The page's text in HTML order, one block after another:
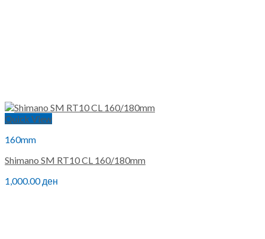
Quick View
160mm
Shimano SM RT10 CL 160/180mm
1,000.00ден